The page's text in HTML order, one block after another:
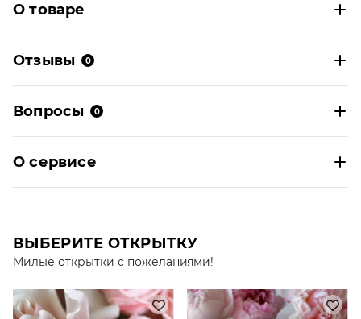
О товаре
Отзывы 0
Вопросы 0
О сервисе
ВЫБЕРИТЕ ОТКРЫТКУ
Милые открытки с пожеланиями!